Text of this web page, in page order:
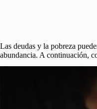
Las deudas y la pobreza
abundancia. A continuación,